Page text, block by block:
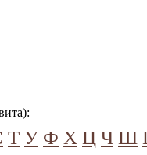
Т У Ф Х Ц Ч Ш